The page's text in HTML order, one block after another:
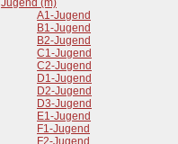
Jugend (m)
A1-Jugend
B1-Jugend
B2-Jugend
C1-Jugend
C2-Jugend
D1-Jugend
D2-Jugend
D3-Jugend
E1-Jugend
F1-Jugend
F2-Jugend